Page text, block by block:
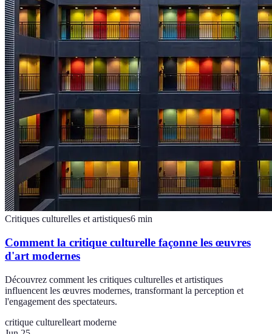
Critiques culturelles et artistiques6 min
Comment la critique culturelle façonne les œuvres
d'art modernes
Découvrez comment les critiques culturelles et artistiques
influencent les œuvres modernes, transformant la perception et
l'engagement des spectateurs.
critique culturelleart moderne